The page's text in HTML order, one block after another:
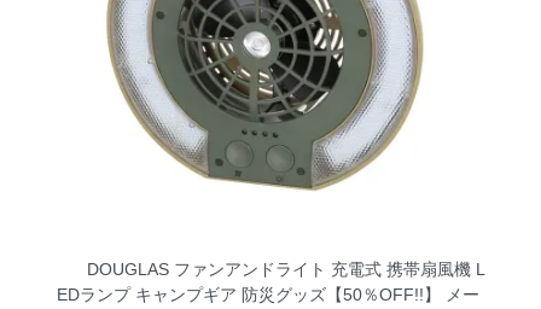
DOUGLAS ファンアンドライト 充電式 携帯扇風機 L
EDランプ キャンプギア 防災グッズ【50％OFF!!】
メー